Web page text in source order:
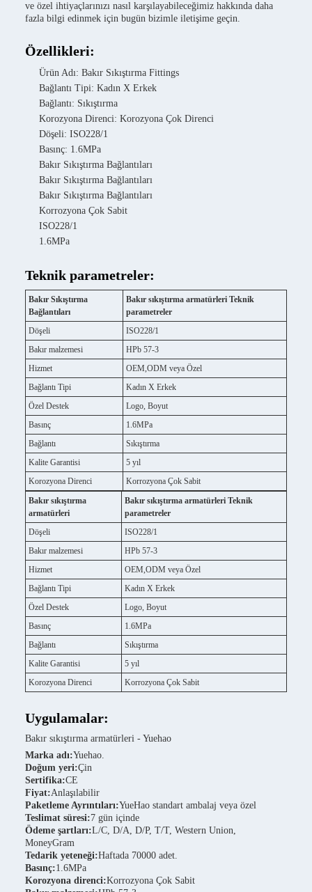
ve özel ihtiyaçlarınızı nasıl karşılayabileceğimiz hakkında daha
fazla bilgi edinmek için bugün bizimle iletişime geçin.
Özellikleri:
Ürün Adı: Bakır Sıkıştırma Fittings
Bağlantı Tipi: Kadın X Erkek
Bağlantı: Sıkıştırma
Korozyona Direnci: Korozyona Çok Direnci
Döşeli: ISO228/1
Basınç: 1.6MPa
Bakır Sıkıştırma Bağlantıları
Bakır Sıkıştırma Bağlantıları
Bakır Sıkıştırma Bağlantıları
Korrozyona Çok Sabit
ISO228/1
1.6MPa
Teknik parametreler:
Bakır Sıkıştırma
Bağlantıları
Bakır sıkıştırma armatürleri Teknik
parametreler
Döşeli
ISO228/1
Bakır malzemesi
HPb 57-3
Hizmet
OEM,ODM veya Özel
Bağlantı Tipi
Kadın X Erkek
Özel Destek
Logo, Boyut
Basınç
1.6MPa
Bağlantı
Sıkıştırma
Kalite Garantisi
5 yıl
Korozyona Direnci
Korrozyona Çok Sabit
Bakır sıkıştırma
armatürleri
Bakır sıkıştırma armatürleri Teknik
parametreler
Döşeli
ISO228/1
Bakır malzemesi
HPb 57-3
Hizmet
OEM,ODM veya Özel
Bağlantı Tipi
Kadın X Erkek
Özel Destek
Logo, Boyut
Basınç
1.6MPa
Bağlantı
Sıkıştırma
Kalite Garantisi
5 yıl
Korozyona Direnci
Korrozyona Çok Sabit
Uygulamalar:
Bakır sıkıştırma armatürleri - Yuehao
Marka adı:Yuehao.
Doğum yeri:Çin
Sertifika:CE
Fiyat:Anlaşılabilir
Paketleme Ayrıntıları:YueHao standart ambalaj veya özel
Teslimat süresi:7 gün içinde
Ödeme şartları:L/C, D/A, D/P, T/T, Western Union,
MoneyGram
Tedarik yeteneği:Haftada 70000 adet.
Basınç:1.6MPa
Korozyona direnci:Korrozyona Çok Sabit